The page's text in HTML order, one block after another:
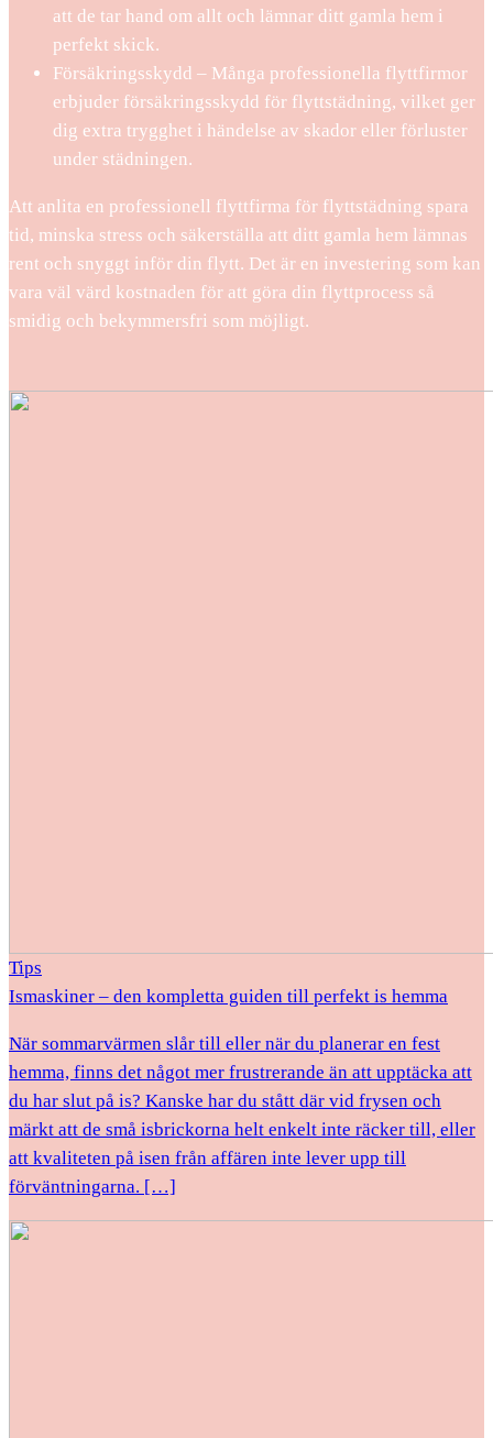
att de tar hand om allt och lämnar ditt gamla hem i
perfekt skick.
Försäkringsskydd – Många professionella flyttfirmor
erbjuder försäkringsskydd för flyttstädning, vilket ger
dig extra trygghet i händelse av skador eller förluster
under städningen.
Att anlita en professionell flyttfirma för flyttstädning spara
tid, minska stress och säkerställa att ditt gamla hem lämnas
rent och snyggt inför din flytt. Det är en investering som kan
vara väl värd kostnaden för att göra din flyttprocess så
smidig och bekymmersfri som möjligt.
Tips
Ismaskiner – den kompletta guiden till perfekt is hemma
När sommarvärmen slår till eller när du planerar en fest
hemma, finns det något mer frustrerande än att upptäcka att
du har slut på is? Kanske har du stått där vid frysen och
märkt att de små isbrickorna helt enkelt inte räcker till, eller
att kvaliteten på isen från affären inte lever upp till
förväntningarna. […]